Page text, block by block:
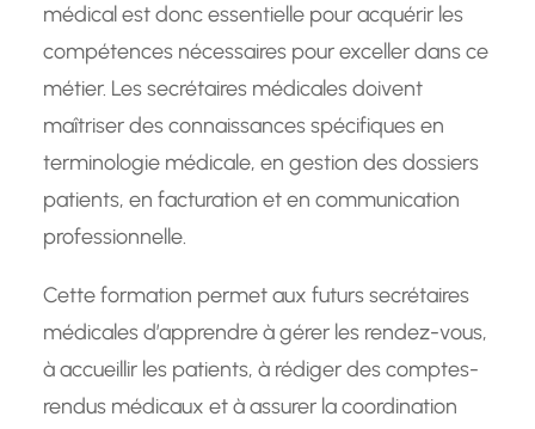
médical est donc essentielle pour acquérir les
compétences nécessaires pour exceller dans ce
métier. Les secrétaires médicales doivent
maîtriser des connaissances spécifiques en
terminologie médicale, en gestion des dossiers
patients, en facturation et en communication
professionnelle.
Cette formation permet aux futurs secrétaires
médicales d’apprendre à gérer les rendez-vous,
à accueillir les patients, à rédiger des comptes-
rendus médicaux et à assurer la coordination